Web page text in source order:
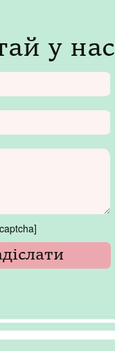
у нас